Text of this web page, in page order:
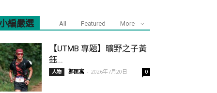
編嚴選 All Featured More
【UTMB 專題】曠野之子黃
鈺...
人物 鄭匡寓 - 2026年7月20日 0